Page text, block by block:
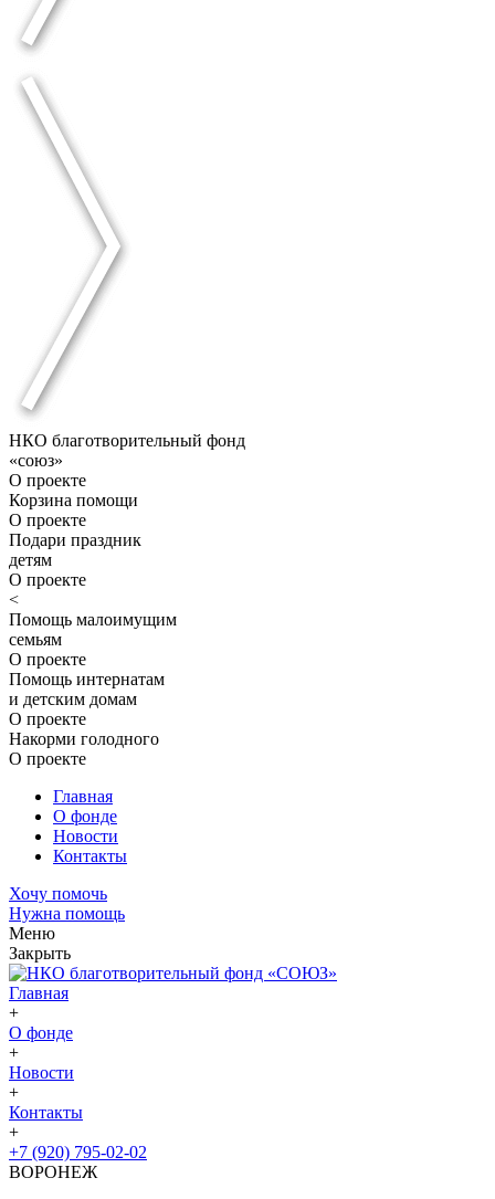
НКО благотворительный фонд
«союз»
О проекте
Корзина помощи
О проекте
Подари праздник
детям
О проекте
<
Помощь малоимущим
семьям
О проекте
Помощь интернатам
и детским домам
О проекте
Накорми голодного
О проекте
Главная
О фонде
Новости
Контакты
Хочу помочь
Нужна помощь
Меню
Закрыть
Главная
+
О фонде
+
Новости
+
Контакты
+
+7 (920) 795-02-02
ВОРОНЕЖ